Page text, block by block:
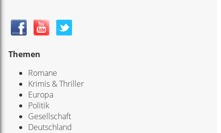
Themen
Romane
Krimis & Thriller
Europa
Politik
Gesellschaft
Deutschland